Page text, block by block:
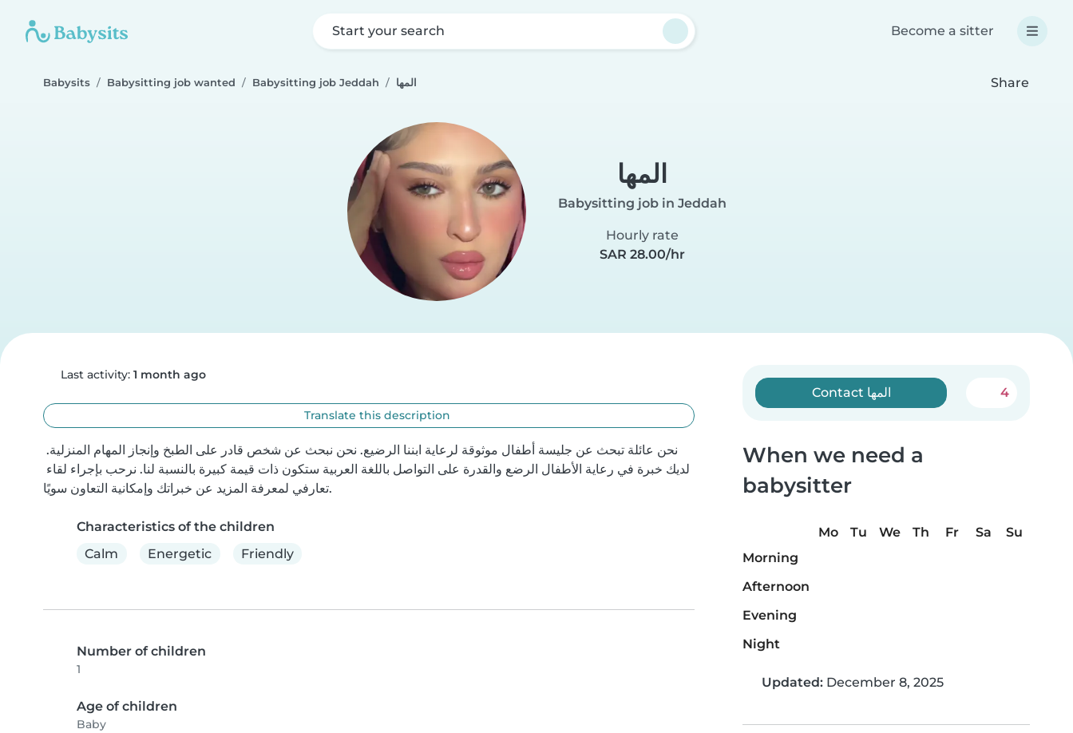
Start your search Become a sitter
Babysits Babysitting job wanted Babysitting job Jeddah المها Share
المها
Babysitting job in Jeddah
Hourly rate
SAR 28.00/hr
Last activity: 1 month ago
Translate this description
تعارفي لمعرفة المزيد عن خبراتك وإمكانية التعاون سويًا.
Characteristics of the children
Calm
Energetic Friendly
Number of children
1
Age of children
Baby
Contact المها 4
When we need a
babysitter
Mo Tu We Th Fr Sa
Su
Morning
Afternoon
Evening
Night
Updated: December 8, 2025